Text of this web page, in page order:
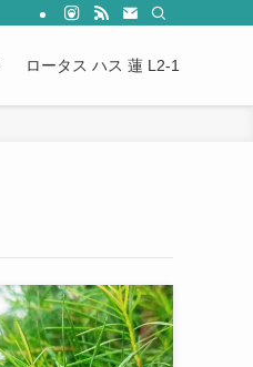
ロータス ハス 蓮 L2-1